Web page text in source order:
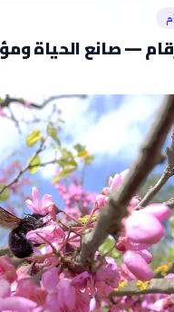
— صانع الحياة